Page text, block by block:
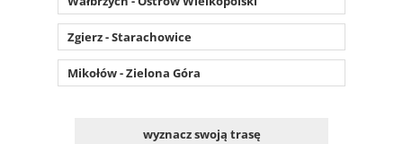
Zgierz - Starachowice
Mikołów - Zielona Góra
wyznacz swoją trasę